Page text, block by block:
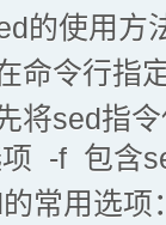
的使用方
命令行指
将sed指
-f 包含
常用选项